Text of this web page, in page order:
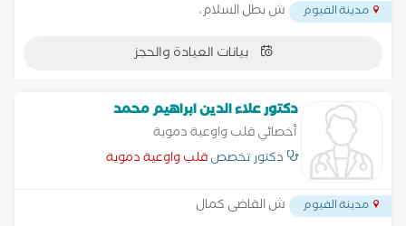
مدينة الفيوم ش بطل السلام،
بيانات العيادة والحجز
دكتور علاء الدين ابراهيم محمد
أخصائي قلب واوعية دموية
دكتور تخصصقلب واوعية دموية
مدينة الفيوم ش القاضى كمال